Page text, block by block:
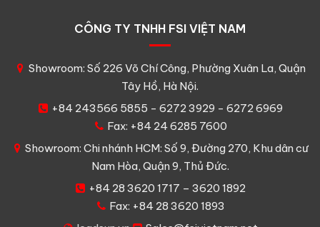
CÔNG TY TNHH FSI VIỆT NAM
Showroom: Số 226 Võ Chí Công, Phường Xuân La, Quận
Tây Hồ, Hà Nội.
+84 243566 5855 - 6272 3929 - 6272 6969
Fax: +84 24 6285 7600
Showroom: Chi nhánh HCM: Số 9, Đường 270, Khu dân cư
Nam Hòa, Quận 9, Thủ Đức.
+84 28 3620 1717 – 3620 1892
Fax: +84 28 3620 1893